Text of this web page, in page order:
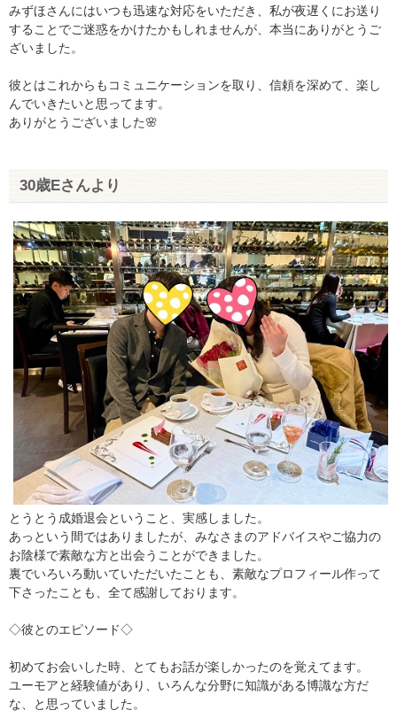
みずほさんにはいつも迅速な対応をいただき、私が夜遅くにお送り
することでご迷惑をかけたかもしれませんが、本当にありがとうご
ざいました。
彼とはこれからもコミュニケーションを取り、信頼を深めて、楽し
んでいきたいと思ってます。
ありがとうございました🌸
30歳Eさんより
とうとう成婚退会ということ、実感しました。
あっという間ではありましたが、みなさまのアドバイスやご協力の
お陰様で素敵な方と出会うことができました。
裏でいろいろ動いていただいたことも、素敵なプロフィール作って
下さったことも、全て感謝しております。
◇彼とのエピソード◇
初めてお会いした時、とてもお話が楽しかったのを覚えてます。
ユーモアと経験値があり、いろんな分野に知識がある博識な方だ
な、と思っていました。